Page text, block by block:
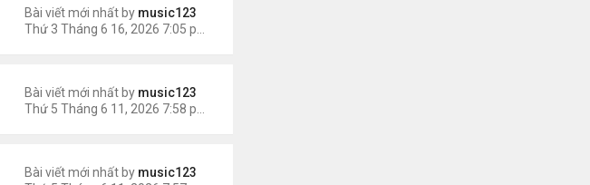
Bài viết mới nhất by music123
Bài viết mới nhất by music123
Bài viết mới nhất by music123